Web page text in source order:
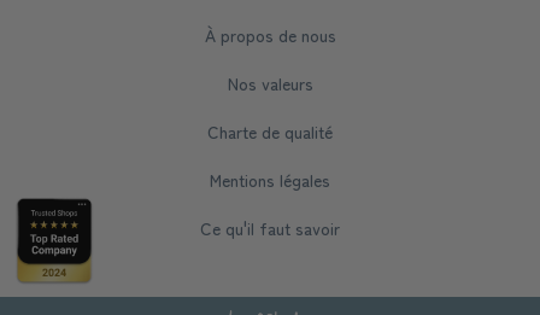
À propos de nous
Nos valeurs
Charte de qualité
Mentions légales
Ce qu'il faut savoir